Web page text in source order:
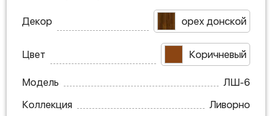
Декор орех донской
Цвет Коричневый
Модель
ЛШ-6
Коллекция
Ливорно